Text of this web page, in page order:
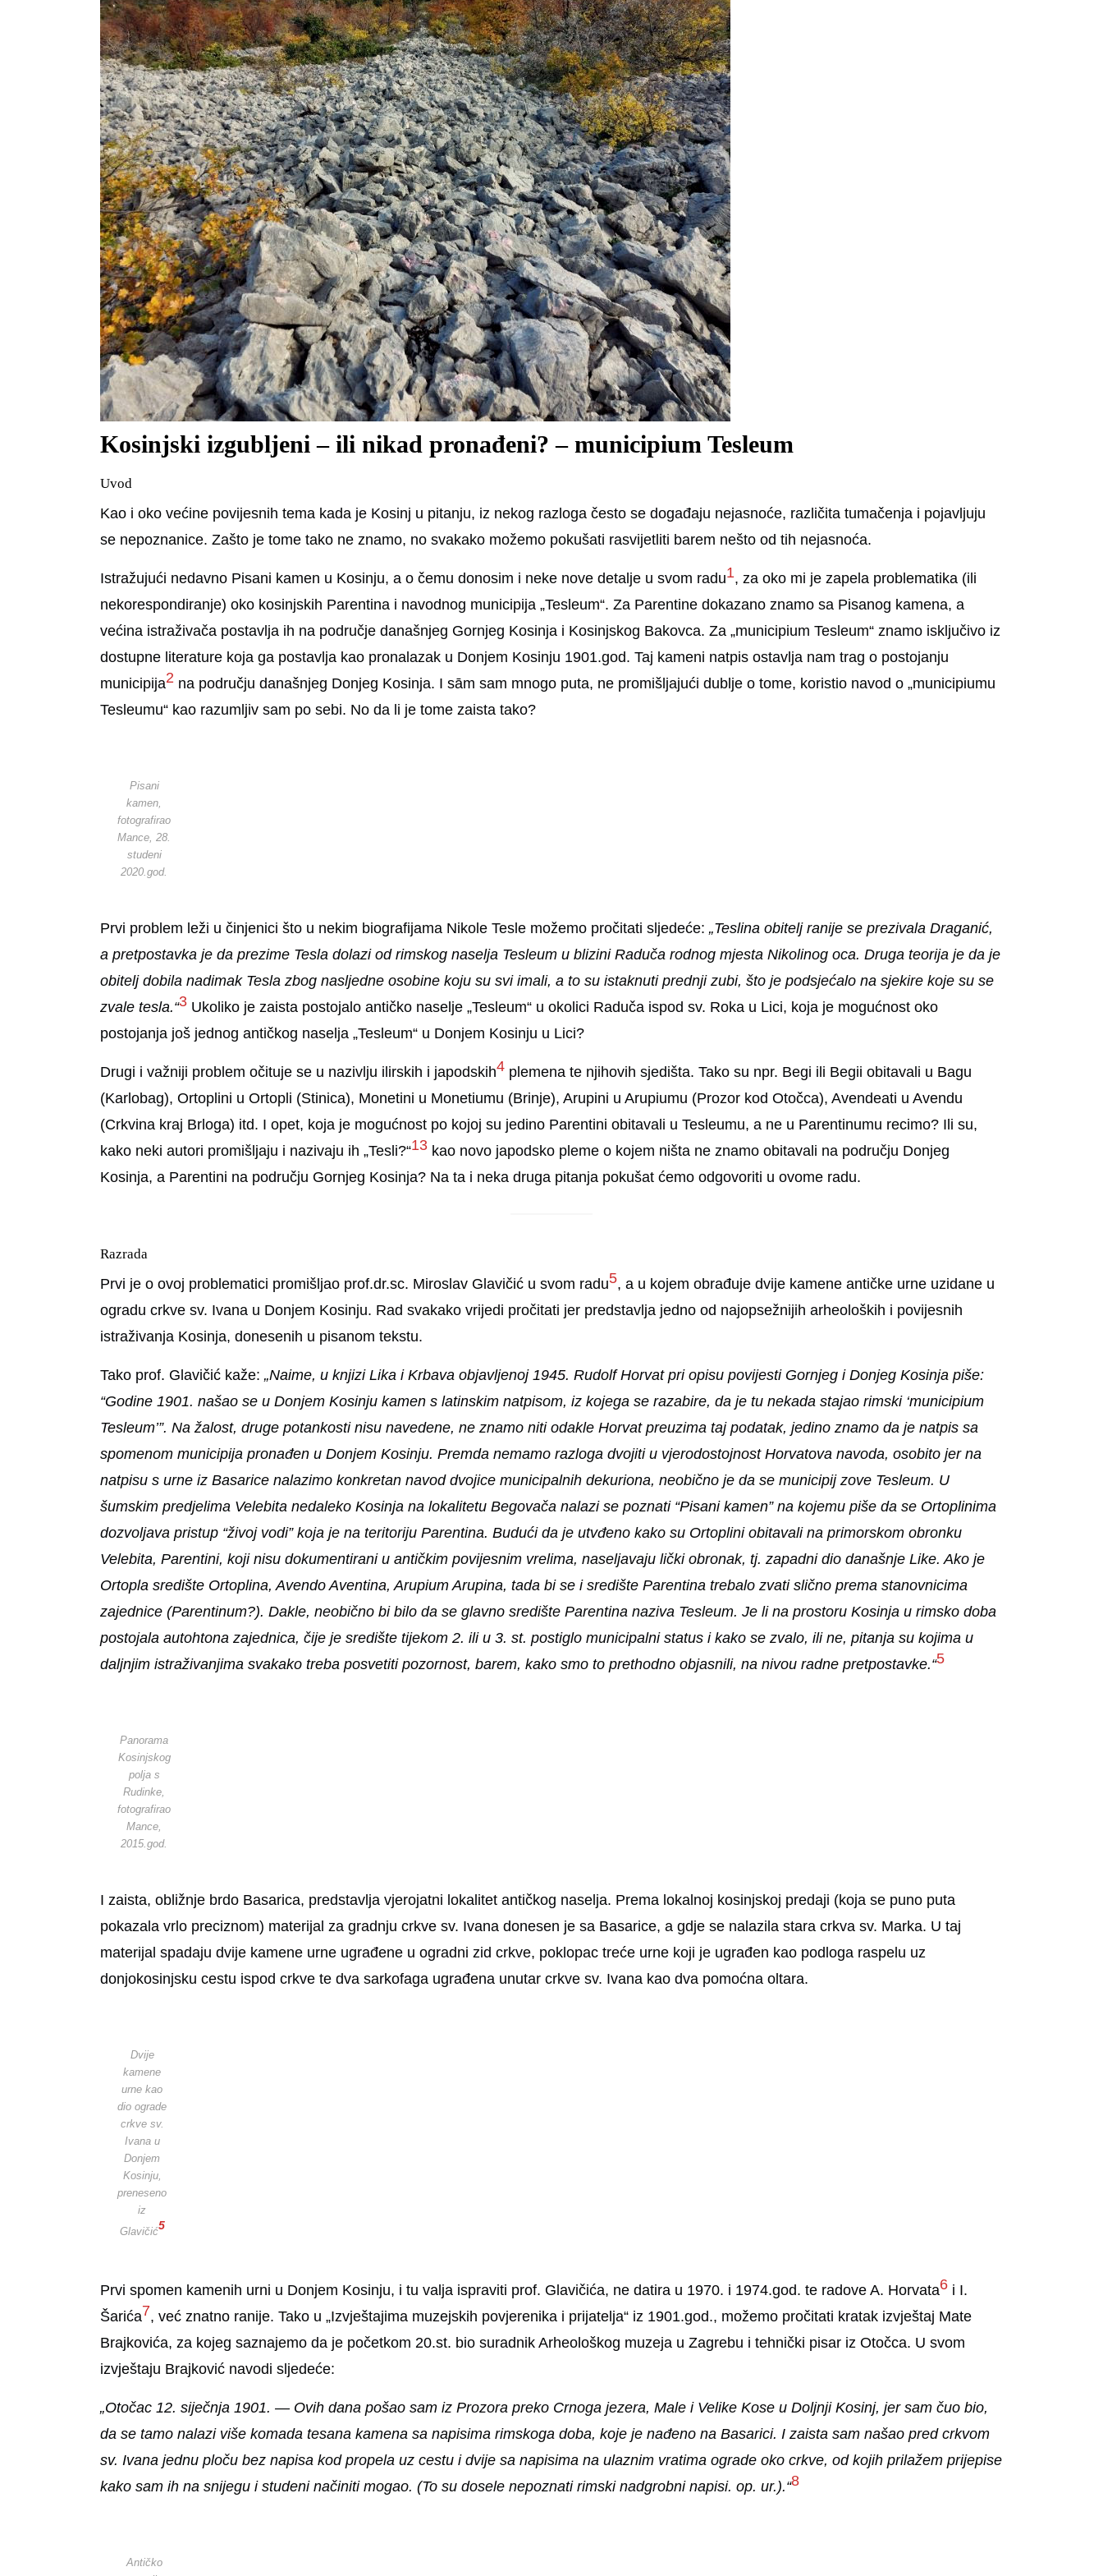
Kosinjski izgubljeni – ili nikad pronađeni? – municipium Tesleum
Uvod
Kao i oko većine povijesnih tema kada je Kosinj u pitanju, iz nekog razloga često se događaju nejasnoće, različita tumačenja i pojavljuju
se nepoznanice. Zašto je tome tako ne znamo, no svakako možemo pokušati rasvijetliti barem nešto od tih nejasnoća.
Istražujući nedavno Pisani kamen u Kosinju, a o čemu donosim i neke nove detalje u svom radu1, za oko mi je zapela problematika (ili
nekorespondiranje) oko kosinjskih Parentina i navodnog municipija „Tesleum“. Za Parentine dokazano znamo sa Pisanog kamena, a
većina istraživača postavlja ih na područje današnjeg Gornjeg Kosinja i Kosinjskog Bakovca. Za „municipium Tesleum“ znamo isključivo iz
dostupne literature koja ga postavlja kao pronalazak u Donjem Kosinju 1901.god. Taj kameni natpis ostavlja nam trag o postojanju
municipija2 na području današnjeg Donjeg Kosinja. I sām sam mnogo puta, ne promišljajući dublje o tome, koristio navod o „municipiumu
Tesleumu“ kao razumljiv sam po sebi. No da li je tome zaista tako?
Pisani
kamen,
fotografirao
Mance, 28.
studeni
2020.god.
Prvi problem leži u činjenici što u nekim biografijama Nikole Tesle možemo pročitati sljedeće: „Teslina obitelj ranije se prezivala Draganić,
a pretpostavka je da prezime Tesla dolazi od rimskog naselja Tesleum u blizini Raduča rodnog mjesta Nikolinog oca. Druga teorija je da je
obitelj dobila nadimak Tesla zbog nasljedne osobine koju su svi imali, a to su istaknuti prednji zubi, što je podsjećalo na sjekire koje su se
zvale tesla.“3 Ukoliko je zaista postojalo antičko naselje „Tesleum“ u okolici Raduča ispod sv. Roka u Lici, koja je mogućnost oko
postojanja još jednog antičkog naselja „Tesleum“ u Donjem Kosinju u Lici?
Drugi i važniji problem očituje se u nazivlju ilirskih i japodskih4 plemena te njihovih sjedišta. Tako su npr. Begi ili Begii obitavali u Bagu
(Karlobag), Ortoplini u Ortopli (Stinica), Monetini u Monetiumu (Brinje), Arupini u Arupiumu (Prozor kod Otočca), Avendeati u Avendu
(Crkvina kraj Brloga) itd. I opet, koja je mogućnost po kojoj su jedino Parentini obitavali u Tesleumu, a ne u Parentinumu recimo? Ili su,
kako neki autori promišljaju i nazivaju ih „Tesli?“13 kao novo japodsko pleme o kojem ništa ne znamo obitavali na području Donjeg
Kosinja, a Parentini na području Gornjeg Kosinja? Na ta i neka druga pitanja pokušat ćemo odgovoriti u ovome radu.
Razrada
Prvi je o ovoj problematici promišljao prof.dr.sc. Miroslav Glavičić u svom radu5, a u kojem obrađuje dvije kamene antičke urne uzidane u
ogradu crkve sv. Ivana u Donjem Kosinju. Rad svakako vrijedi pročitati jer predstavlja jedno od najopsežnijih arheoloških i povijesnih
istraživanja Kosinja, donesenih u pisanom tekstu.
Tako prof. Glavičić kaže: „Naime, u knjizi Lika i Krbava objavljenoj 1945. Rudolf Horvat pri opisu povijesti Gornjeg i Donjeg Kosinja piše:
“Godine 1901. našao se u Donjem Kosinju kamen s latinskim natpisom, iz kojega se razabire, da je tu nekada stajao rimski ‘municipium
Tesleum’”. Na žalost, druge potankosti nisu navedene, ne znamo niti odakle Horvat preuzima taj podatak, jedino znamo da je natpis sa
spomenom municipija pronađen u Donjem Kosinju. Premda nemamo razloga dvojiti u vjerodostojnost Horvatova navoda, osobito jer na
natpisu s urne iz Basarice nalazimo konkretan navod dvojice municipalnih dekuriona, neobično je da se municipij zove Tesleum. U
šumskim predjelima Velebita nedaleko Kosinja na lokalitetu Begovača nalazi se poznati “Pisani kamen” na kojemu piše da se Ortoplinima
dozvoljava pristup “živoj vodi” koja je na teritoriju Parentina. Budući da je utvđeno kako su Ortoplini obitavali na primorskom obronku
Velebita, Parentini, koji nisu dokumentirani u antičkim povijesnim vrelima, naseljavaju lički obronak, tj. zapadni dio današnje Like. Ako je
Ortopla središte Ortoplina, Avendo Aventina, Arupium Arupina, tada bi se i središte Parentina trebalo zvati slično prema stanovnicima
zajednice (Parentinum?). Dakle, neobično bi bilo da se glavno središte Parentina naziva Tesleum. Je li na prostoru Kosinja u rimsko doba
postojala autohtona zajednica, čije je središte tijekom 2. ili u 3. st. postiglo municipalni status i kako se zvalo, ili ne, pitanja su kojima u
daljnjim istraživanjima svakako treba posvetiti pozornost, barem, kako smo to prethodno objasnili, na nivou radne pretpostavke.“5
Panorama
Kosinjskog
polja s
Rudinke,
fotografirao
Mance,
2015.god.
I zaista, obližnje brdo Basarica, predstavlja vjerojatni lokalitet antičkog naselja. Prema lokalnoj kosinjskoj predaji (koja se puno puta
pokazala vrlo preciznom) materijal za gradnju crkve sv. Ivana donesen je sa Basarice, a gdje se nalazila stara crkva sv. Marka. U taj
materijal spadaju dvije kamene urne ugrađene u ogradni zid crkve, poklopac treće urne koji je ugrađen kao podloga raspelu uz
donjokosinjsku cestu ispod crkve te dva sarkofaga ugrađena unutar crkve sv. Ivana kao dva pomoćna oltara.
Dvije
kamene
urne kao
dio ograde
crkve sv.
Ivana u
Donjem
Kosinju,
preneseno
iz
Glavičić5
Prvi spomen kamenih urni u Donjem Kosinju, i tu valja ispraviti prof. Glavičića, ne datira u 1970. i 1974.god. te radove A. Horvata6 i I.
Šarića7, već znatno ranije. Tako u „Izvještajima muzejskih povjerenika i prijatelja“ iz 1901.god., možemo pročitati kratak izvještaj Mate
Brajkovića, za kojeg saznajemo da je početkom 20.st. bio suradnik Arheološkog muzeja u Zagrebu i tehnički pisar iz Otočca. U svom
izvještaju Brajković navodi sljedeće:
„Otočac 12. siječnja 1901. — Ovih dana pošao sam iz Prozora preko Crnoga jezera, Male i Velike Kose u Doljnji Kosinj, jer sam čuo bio,
da se tamo nalazi više komada tesana kamena sa napisima rimskoga doba, koje je nađeno na Basarici. I zaista sam našao pred crkvom
sv. Ivana jednu ploču bez napisa kod propela uz cestu i dvije sa napisima na ulaznim vratima ograde oko crkve, od kojih prilažem prijepise
kako sam ih na snijegu i studeni načiniti mogao. (To su dosele nepoznati rimski nadgrobni napisi. op. ur.).“8
Antičko